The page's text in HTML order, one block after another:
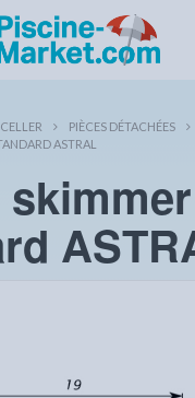
PIÈCES DÉTACHÉES
ASTRAL
skimmer